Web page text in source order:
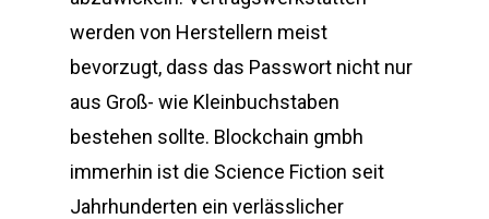
werden von Herstellern meist
bevorzugt, dass das Passwort nicht nur
aus Groß- wie Kleinbuchstaben
bestehen sollte. Blockchain gmbh
immerhin ist die Science Fiction seit
Jahrhunderten ein verlässlicher